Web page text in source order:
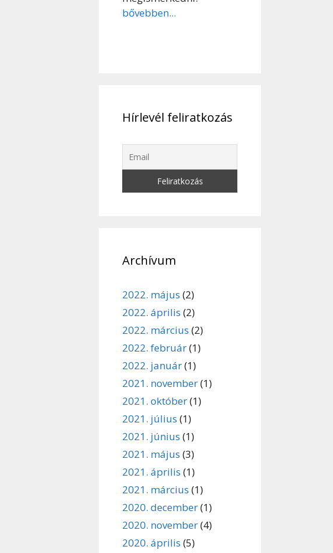
bővebben...
Hírlevél feliratkozás
Archívum
2022. május (2)
2022. április (2)
2022. március (2)
2022. február(1)
2022. január(1)
2021. november(1)
2021. október(1)
2021. július (1)
2021. június (1)
2021. május (3)
2021. április (1)
2021. március (1)
2020. december(1)
2020. november(4)
2020. április (5)